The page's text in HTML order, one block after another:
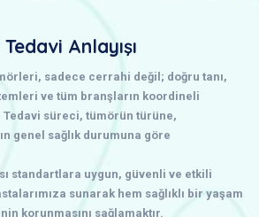
Anlayışı
sadece cerrahi değil; doğru tanı,
ve tüm branşların koordineli
Tedavi süreci, tümörün türüne,
genel sağlık durumuna göre
standartlara uygun, güvenli ve etkili
sunarak hem sağlıklı bir yaşam
korunmasını sağlamaktır.